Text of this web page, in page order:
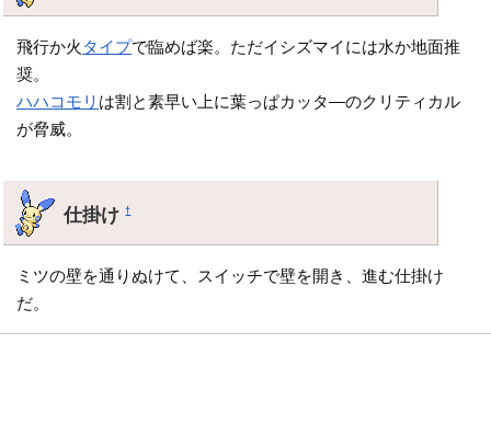
飛行か火 タイプで臨めば楽。ただイシズマイには水か地面推
奨。
ハハコモリ は割と素早い上に葉っぱカッタ―のクリティカル
が脅威。
仕掛け†
ミツの壁を通りぬけて、スイッチで壁を開き、進む仕掛け
だ。